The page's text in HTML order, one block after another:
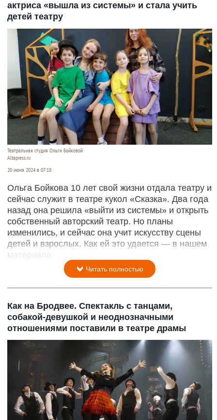
актриса «вышла из системы» и стала учить
детей театру
Театральная студия Ольги Бойковой
Altapress.ru
20 июня 2024 в 07:18
Ольга Бойкова 10 лет свой жизни отдала театру и
сейчас служит в театре кукол «Сказка». Два года
назад она решила «выйти из системы» и открыть
собственный авторский театр. Но планы
изменились, и сейчас она учит искусству сцены
детей и взрослых. Как ей это удается — в нашем
материале.
Читать полностью
Как на Бродвее. Спектакль с танцами,
собакой-девушкой и неоднозначными
отношениями поставили в театре драмы